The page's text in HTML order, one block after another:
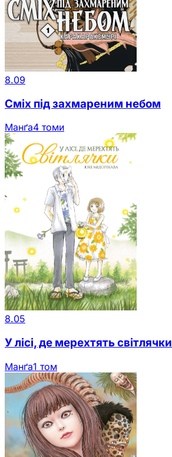
8.09
Сміх під захмареним небом
Манґа4 томи
8.05
У лісі, де мерехтять світлячки
Манґа1 том